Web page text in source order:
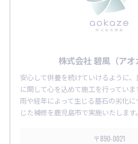
株式会社 碧風（アオ
安心して供養を続けていけるように
に関して心を込めて施工を行ってい
雨や経年によって生じる墓石の劣化
じた補修を鹿児島市で実施いたします。
〒890-0021